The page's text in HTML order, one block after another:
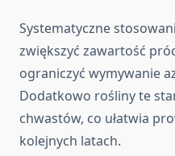
Systematyczne
zwiększyć zawartość
ograniczyć wymywanie
Dodatkowo rośliny te
chwastów, co ułatwia
kolejnych latach.